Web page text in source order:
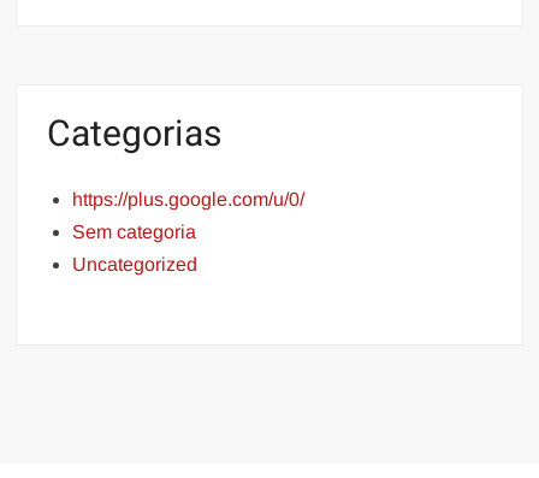
Categorias
https://plus.google.com/u/0/
Sem categoria
Uncategorized